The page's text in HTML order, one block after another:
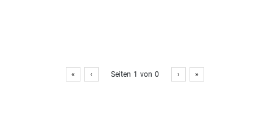
« ‹ Seiten 1 von 0 › »